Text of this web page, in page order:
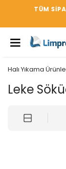
TÜM
Halı Yıkama
Leke